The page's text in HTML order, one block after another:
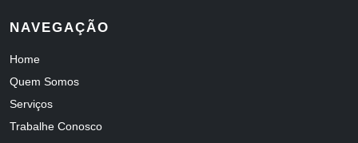
NAVEGAÇÃO
Home
Quem Somos
Serviços
Trabalhe Conosco